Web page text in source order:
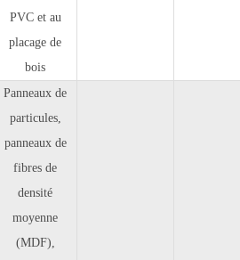
PVC et au
placage de
bois
Panneaux de
particules,
panneaux de
fibres de
densité
moyenne
(MDF),